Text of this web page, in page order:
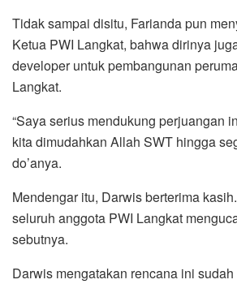
Tidak sampai disitu, Farianda pun
Ketua PWI Langkat, bahwa dirinya
developer untuk pembangunan
Langkat.
“Saya serius mendukung perjuangan
kita dimudahkan Allah SWT hingga
do’anya.
Mendengar itu, Darwis berterima
seluruh anggota PWI Langkat
sebutnya.
Darwis mengatakan rencana ini